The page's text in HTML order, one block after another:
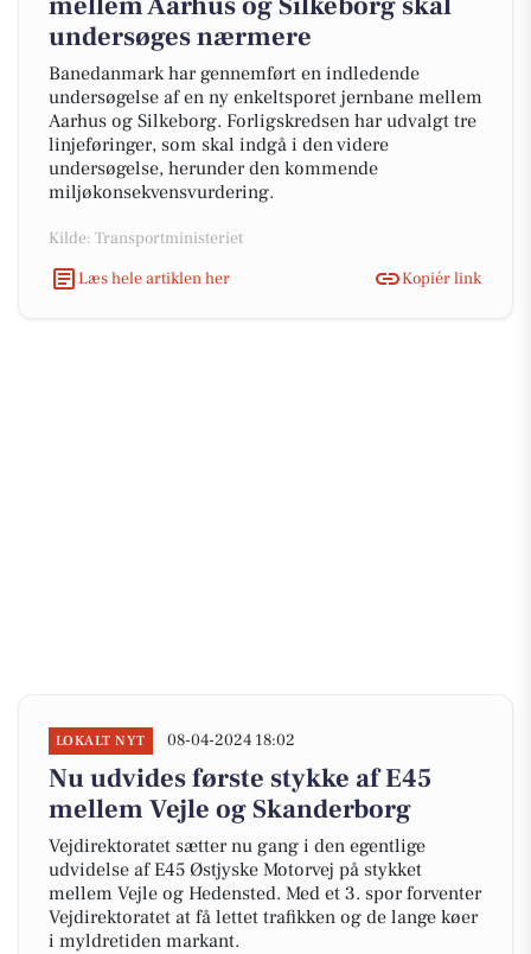
undersøges nærmere
Banedanmark har gennemført en indledende
undersøgelse af en ny enkeltsporet jernbane mellem
Aarhus og Silkeborg. Forligskredsen har udvalgt tre
linjeføringer, som skal indgå i den videre
undersøgelse, herunder den kommende
miljøkonsekvensvurdering.
Kilde: Transportministeriet
Læs hele artiklen her
Kopiér link
LOKALT NYT 08-04-2024 18:02
Nu udvides første stykke af E45
mellem Vejle og Skanderborg
Vejdirektoratet sætter nu gang i den egentlige
udvidelse af E45 Østjyske Motorvej på stykket
mellem Vejle og Hedensted. Med et 3. spor forventer
Vejdirektoratet at få lettet trafikken og de lange køer
i myldretiden markant.